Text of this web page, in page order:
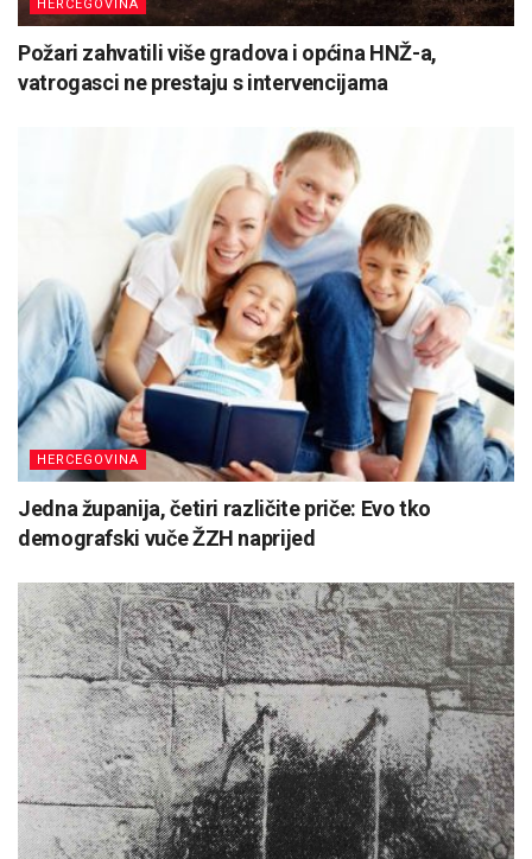
HERCEGOVINA
Požari zahvatili više gradova i općina HNŽ-a,
vatrogasci ne prestaju s intervencijama
HERCEGOVINA
Jedna županija, četiri različite priče: Evo tko
demografski vuče ŽZH naprijed